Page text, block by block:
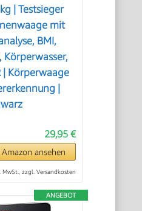
| Testsieger
mit
BMI,
Körperwasser,
| Körperwaage
|
29,95 €
Amazon ansehen
MwSt., zzgl. Versandkosten
ANGEBOT